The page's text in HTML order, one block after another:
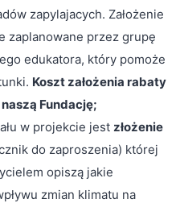
zapylajacych. Założenie
zaplanowane przez grupę
edukatora, który pomoże
Koszt założenia rabaty
Fundację;
w projekcie jest złożenie
do zaproszenia) której
opiszą jakie
zmian klimatu na